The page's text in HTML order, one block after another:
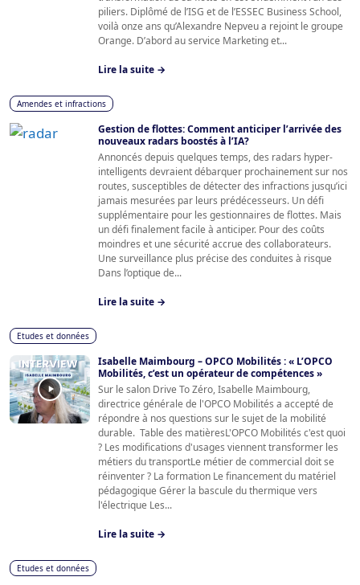
piliers. Diplômé de l’ISG et de l’ESSEC Business School,
voilà onze ans qu’Alexandre Nepveu a rejoint le groupe
Orange. D’abord au service Marketing et...
Lire la suite →
Amendes et infractions
Gestion de flottes: Comment anticiper l’arrivée des
nouveaux radars boostés à l’IA?
Annoncés depuis quelques temps, des radars hyper-
intelligents devraient débarquer prochainement sur nos
routes, susceptibles de détecter des infractions jusqu’ici
jamais mesurées par leurs prédécesseurs. Un défi
supplémentaire pour les gestionnaires de flottes. Mais
un défi finalement facile à anticiper. Pour des coûts
moindres et une sécurité accrue des collaborateurs.
Une surveillance plus précise des conduites à risque
Dans l’optique de...
Lire la suite →
Etudes et données
Isabelle Maimbourg – OPCO Mobilités : « L’OPCO
Mobilités, c’est un opérateur de compétences »
Sur le salon Drive To Zéro, Isabelle Maimbourg,
directrice générale de l'OPCO Mobilités a accepté de
répondre à nos questions sur le sujet de la mobilité
durable. Table des matièresL'OPCO Mobilités c'est quoi
? Les modifications d'usages viennent transformer les
métiers du transportLe métier de commercial doit se
réinventer ? La formation Le financement du matériel
pédagogique Gérer la bascule du thermique vers
l'électrique Les...
Lire la suite →
Etudes et données